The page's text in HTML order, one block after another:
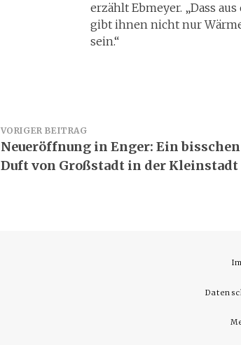
erzählt Ebmeyer. „Dass
gibt ihnen nicht nur
sein.“
Beitragsnavigation
VORIGER BEITRAG
Neueröffnung in Enger: Ein bisschen
Duft von Großstadt in der Kleinstadt